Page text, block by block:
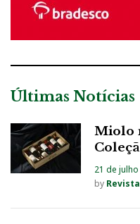
Últimas Notícias
Miolo
21 de
by